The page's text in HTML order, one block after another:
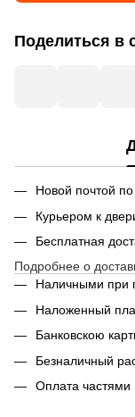
Поделиться в
Новой почтой
Курьером к
Бесплатная
Подробнее о
Наличными при
Наложенный
Банковскою
Безналичный
Оплата частями